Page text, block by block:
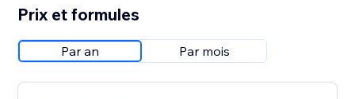
Prix et formules
Par an Par mois